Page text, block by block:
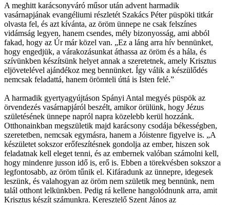
A meghitt karácsonyváró műsor után advent harmadik
vasárnapjának evangéliumi részletét Szakács Péter püspöki titkár
olvasta fel, és azt kívánta, az öröm ünnepe ne csak felszínes
vidámság legyen, hanem csendes, mély bizonyosság, ami abból
fakad, hogy az Úr már közel van. „Ez a láng arra hív bennünket,
hogy engedjük, a várakozásunkat áthassa az öröm és a hála, és
szívünkben készítsünk helyet annak a szeretetnek, amely Krisztus
eljövetelével ajándékoz meg bennünket. Így válik a készülődés
nemcsak feladattá, hanem örömteli úttá is Isten felé.”
A harmadik gyertyagyújtáson Spányi Antal megyés püspök az
örvendezés vasárnapjáról beszélt, amikor örülünk, hogy Jézus
születésének ünnepe napról napra közelebb kerül hozzánk.
Otthonainkban megszületik majd karácsony csodája békességben,
szeretetben, nemcsak egymásra, hanem a Jóistenre figyelve is. „A
készületet sokszor erőfeszítésnek gondolja az ember, hiszen sok
feladatnak kell eleget tenni, és az embernek valóban számolni kell,
hogy mindenre jusson idő is, erő is. Ebben a törekvésben sokszor a
legfontosabb, az öröm tűnik el. Kifáradunk az ünnepre, idegesek
leszünk, és valahogyan az öröm nem születik meg bennünk, nem
talál otthont lelkünkben. Pedig rá kellene hangolódnunk arra, amit
Krisztus készít számunkra. Keresztelő Szent János az